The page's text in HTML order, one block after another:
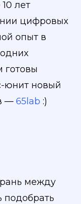
лет
цифровых
опыт в
готовы
юнит новый
— 65lab :)
между
подобрать